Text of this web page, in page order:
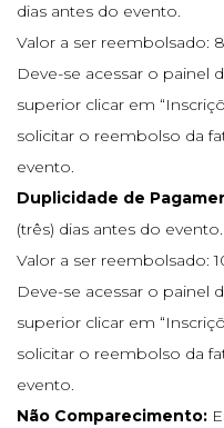
dias antes do evento.
Valor a ser reembolsado:
Deve-se acessar o painel
superior clicar em
solicitar o reembolso da
evento.
Duplicidade de
(três) dias antes do evento.
Valor a ser reembolsado:
Deve-se acessar o painel
superior clicar em
solicitar o reembolso da
evento.
Não Comparecimento: